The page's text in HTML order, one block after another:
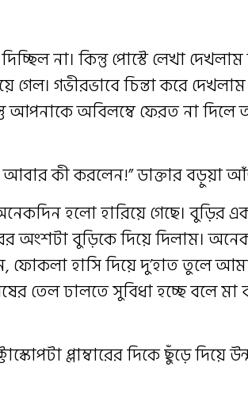
না। কিন্তু পোস্টে লেখা
গভীরভাবে চিন্তা করে
আপনাকে অবিলম্বে ফেরত না
আবার কী করলেন!” ডাক্তার বড়ুয়া
হলো হারিয়ে গেছে। বুড়ির
অংশটা বুড়িকে দিয়ে দিলাম।
ফোকলা হাসি দিয়ে দু’হাত তুলে
তেল ঢালতে সুবিধা হচ্ছে বলে মা
প্লাম্বারের দিকে ছুঁড়ে দিয়ে